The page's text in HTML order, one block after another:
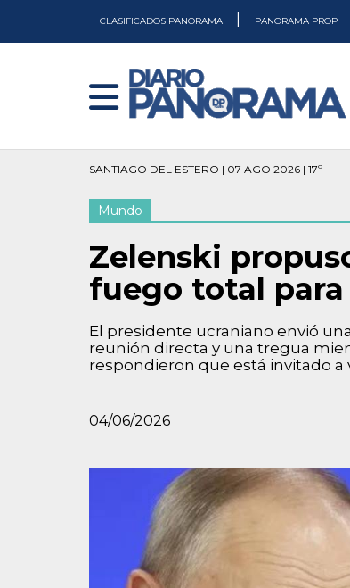
CLASIFICADOS PANORAMA PANORAMA PROP
SANTIAGO DEL ESTERO | 07 AGO 2026 | 17º
Mundo
Zelenski
fuego total para
El presidente ucraniano envió
reunión directa y una tregua
respondieron que está invitado a
04/06/2026